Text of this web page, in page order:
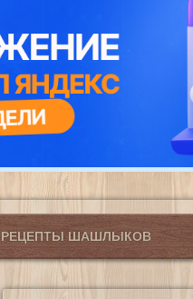
РЕЦЕПТЫ ШАШЛЫКОВ